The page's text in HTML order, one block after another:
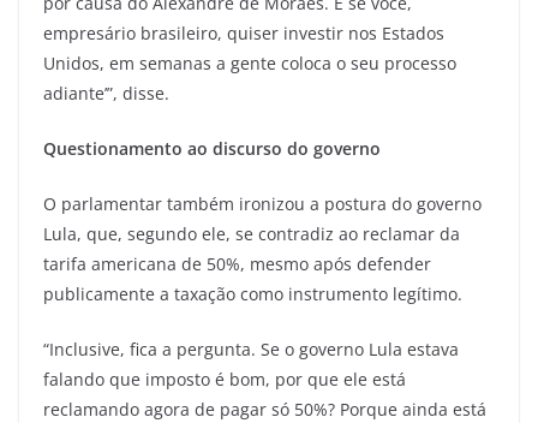
empresário brasileiro, quiser investir nos Estados
Unidos, em semanas a gente coloca o seu processo
adiante’”, disse.
Questionamento ao discurso do governo
O parlamentar também ironizou a postura do governo
Lula, que, segundo ele, se contradiz ao reclamar da
tarifa americana de 50%, mesmo após defender
publicamente a taxação como instrumento legítimo.
“Inclusive, fica a pergunta. Se o governo Lula estava
falando que imposto é bom, por que ele está
reclamando agora de pagar só 50%? Porque ainda está